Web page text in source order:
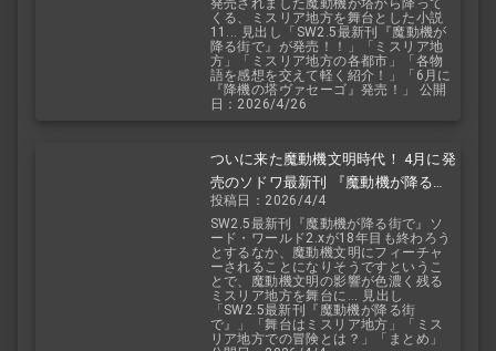
発売されました魔動機が塔から降って
くる、ミスリア地方を舞台とした小説
11... 見出し「SW2.5最新刊『魔動機が
降る街で』が発売！！」「ミスリア地
方」「ミスリア地方の各都市」「各物
語を感想を交えて軽く紹介！」「6月に
『降機の塔ヴァセーゴ』発売！」 公開
日：2026/4/26
ついに来た魔動機文明時代！ 4月に発
売のソドワ最新刊 『魔動機が降る街
で』 紹介・予想・考察！
投稿日：2026/4/4
SW2.5最新刊『魔動機が降る街で』ソ
ード・ワールド2.xが18年目も終わろう
とするなか、魔動機文明にフィーチャ
ーされることになりそうですというこ
とで、魔動機文明の影響が色濃く残る
ミスリア地方を舞台に... 見出し
「SW2.5最新刊『魔動機が降る街
で』」「舞台はミスリア地方」「ミス
リア地方での冒険とは？」「まとめ」